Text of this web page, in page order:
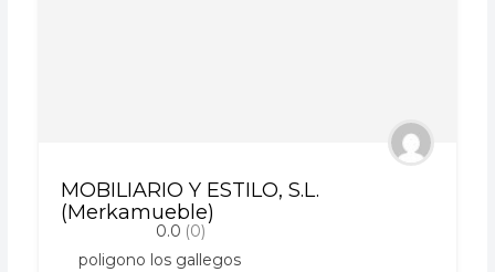
MOBILIARIO Y ESTILO, S.L.
(Merkamueble)
0.0 (0)
poligono los gallegos